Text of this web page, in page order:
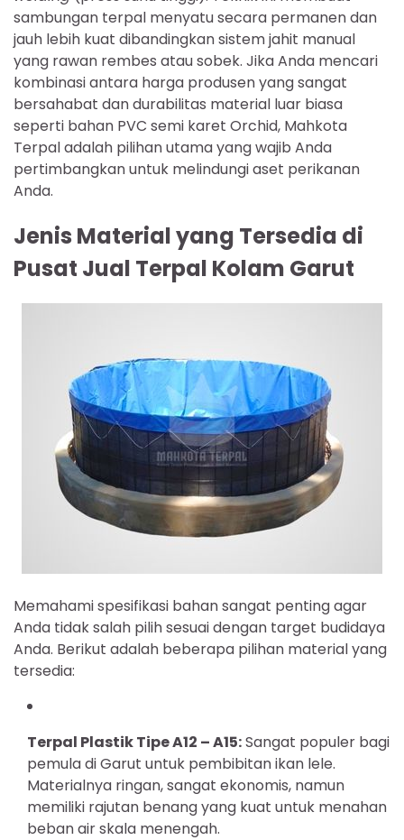
sambungan terpal menyatu secara permanen dan
jauh lebih kuat dibandingkan sistem jahit manual
yang rawan rembes atau sobek. Jika Anda mencari
kombinasi antara harga produsen yang sangat
bersahabat dan durabilitas material luar biasa
seperti bahan PVC semi karet Orchid, Mahkota
Terpal adalah pilihan utama yang wajib Anda
pertimbangkan untuk melindungi aset perikanan
Anda.
Jenis Material yang Tersedia di
Pusat Jual Terpal Kolam Garut
Memahami spesifikasi bahan sangat penting agar
Anda tidak salah pilih sesuai dengan target budidaya
Anda. Berikut adalah beberapa pilihan material yang
tersedia:
Terpal Plastik Tipe A12 – A15:Sangat populer bagi
pemula di Garut untuk pembibitan ikan lele.
Materialnya ringan, sangat ekonomis, namun
memiliki rajutan benang yang kuat untuk menahan
beban air skala menengah.